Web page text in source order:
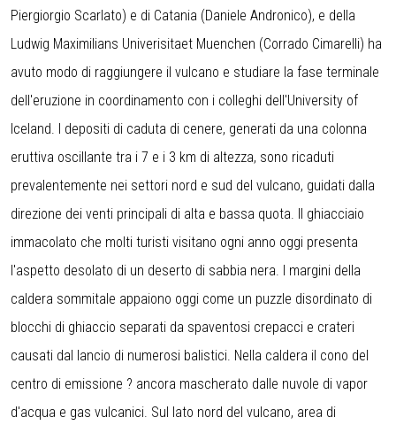
Piergiorgio Scarlato) e di Catania (Daniele Andronico), e della
Ludwig Maximilians Univerisitaet Muenchen (Corrado Cimarelli) ha
avuto modo di raggiungere il vulcano e studiare la fase terminale
dell'eruzione in coordinamento con i colleghi dell'University of
Iceland. I depositi di caduta di cenere, generati da una colonna
eruttiva oscillante tra i 7 e i 3 km di altezza, sono ricaduti
prevalentemente nei settori nord e sud del vulcano, guidati dalla
direzione dei venti principali di alta e bassa quota. Il ghiacciaio
immacolato che molti turisti visitano ogni anno oggi presenta
l'aspetto desolato di un deserto di sabbia nera. I margini della
caldera sommitale appaiono oggi come un puzzle disordinato di
blocchi di ghiaccio separati da spaventosi crepacci e crateri
causati dal lancio di numerosi balistici. Nella caldera il cono del
centro di emissione ? ancora mascherato dalle nuvole di vapor
d'acqua e gas vulcanici. Sul lato nord del vulcano, area di